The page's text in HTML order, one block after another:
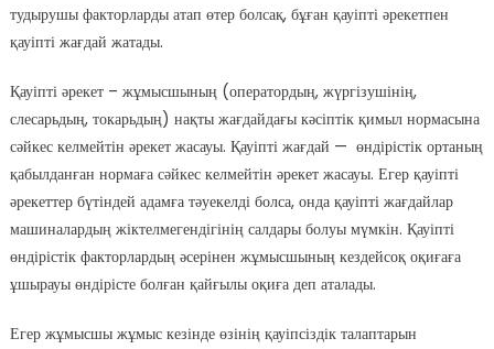
тудырушы факторларды атап өтер болсақ, бұған қауіпті әрекетпен
қауіпті жағдай жатады.
Қауіпті әрекет – жұмысшының (оператордың, жүргізушінің,
слесарьдың, токарьдың) нақты жағдайдағы кәсіптік қимыл нормасына
сәйкес келмейтін әрекет жасауы. Қауіпті жағдай — өндірістік ортаның
қабылданған нормаға сәйкес келмейтін әрекет жасауы. Егер қауіпті
әрекеттер бүтіндей адамға тәуекелді болса, онда қауіпті жағдайлар
машиналардың жіктелмегендігінің салдары болуы мүмкін. Қауіпті
өндірістік факторлардың әсерінен жұмысшының кездейсоқ оқиғаға
ұшырауы өндірісте болған қайғылы оқиға деп аталады.
Егер жұмысшы жұмыс кезінде өзінің қауіпсіздік талаптарын